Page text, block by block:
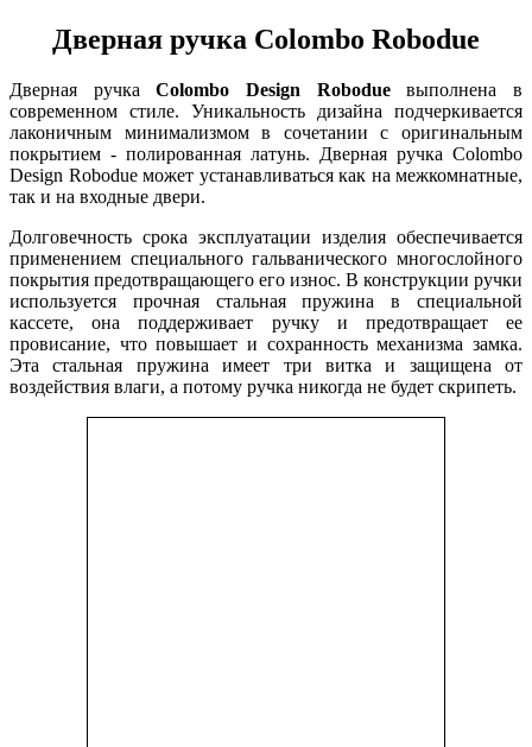
Дверная ручка Colombo Robodue
Дверная ручкаColombo Design Robodueвыполнена в
современном стиле. Уникальность дизайна подчеркивается
лаконичным минимализмом в сочетании с оригинальным
покрытием - полированная латунь. Дверная ручка Colombo
Design Robodue может устанавливаться как на межкомнатные,
так и на входные двери.
Долговечность срока эксплуатации изделия обеспечивается
применением специального гальванического многослойного
покрытия предотвращающего его износ. В конструкции ручки
используется прочная стальная пружина в специальной
кассете, она поддерживает ручку и предотвращает ее
провисание, что повышает и сохранность механизма замка.
Эта стальная пружина имеет три витка и защищена от
воздействия влаги, а потому ручка никогда не будет скрипеть.